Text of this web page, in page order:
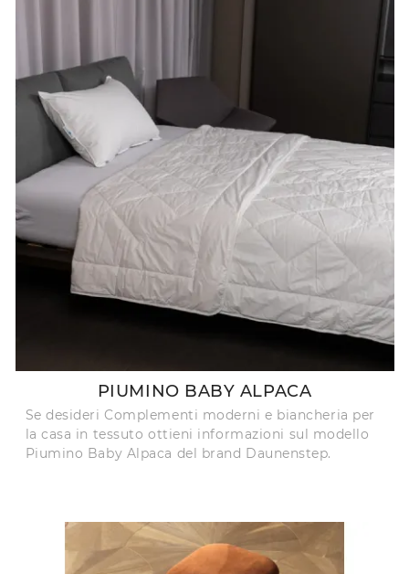
PIUMINO BABY ALPACA
Se desideri Complementi moderni e biancheria per
la casa in tessuto ottieni informazioni sul modello
Piumino Baby Alpaca del brand Daunenstep.